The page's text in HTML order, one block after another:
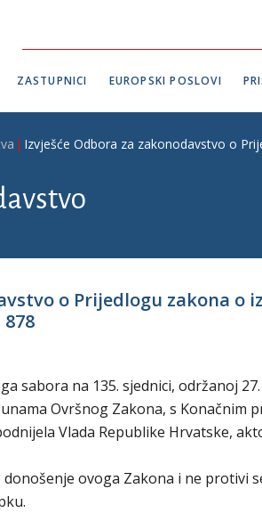
ZASTUPNICI EUROPSKI POSLOVI
Izvješće Odbora za zakonodavstvo o
o Prijedlogu zakona
sabora na 135. sjednici, održanoj
Ovršnog Zakona, s Konačnim
Vlada Republike Hrvatske,
ovoga Zakona i ne protivi